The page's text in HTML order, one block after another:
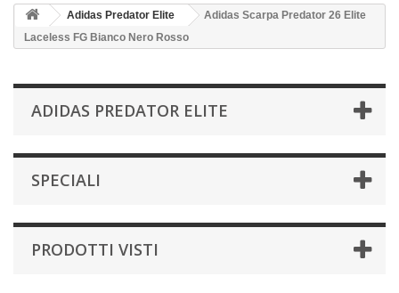
Adidas Predator Elite
Adidas Scarpa Predator 26 Elite
Laceless FG Bianco Nero Rosso
ADIDAS PREDATOR ELITE
SPECIALI
PRODOTTI VISTI